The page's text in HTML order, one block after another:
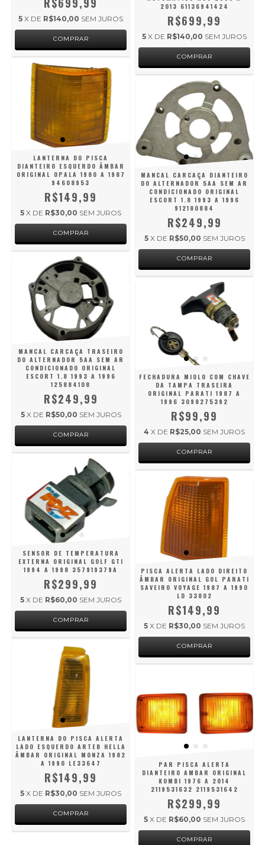
R$699,99
5 X DE R$140,00 SEM JUROS
2013 61136941424
R$699,99
5 X DE R$140,00 SEM JUROS
LANTERNA DO PISCA
DIANTEIRO ESQUERDO ÂMBAR
ORIGINAL OPALA 1980 A 1987
94608953
R$149,99
5 X DE R$30,00 SEM JUROS
MANCAL CARCAÇA DIANTEIRO
DO ALTERNADOR 5AA SEM AR
CONDICIONADO ORIGINAL
ESCORT 1.8 1993 A 1996
912180884
R$249,99
5 X DE R$50,00 SEM JUROS
MANCAL CARCAÇA TRASEIRO
DO ALTERNADOR 5AA SEM AR
CONDICIONADO ORIGINAL
ESCORT 1.8 1993 A 1996
125884108
R$249,99
5 X DE R$50,00 SEM JUROS
FECHADURA MIOLO COM CHAVE
DA TAMPA TRASEIRA
ORIGINAL PARATI 1987 A
1996 3098275392
R$99,99
4 X DE R$25,00 SEM JUROS
SENSOR DE TEMPERATURA
EXTERNA ORIGINAL GOLF GTI
1994 A 1998 357919379A
R$299,99
5 X DE R$60,00 SEM JUROS
PISCA ALERTA LADO DIREITO
ÂMBAR ORIGINAL GOL PARATI
SAVEIRO VOYAGE 1987 A 1990
LD 33802
R$149,99
5 X DE R$30,00 SEM JUROS
LANTERNA DO PISCA ALERTA
LADO ESQUERDO ARTEB HELLA
ÂMBAR ORIGINAL MONZA 1982
A 1990 LE33647
R$149,99
5 X DE R$30,00 SEM JUROS
PAR PISCA ALERTA
DIANTEIRO AMBAR ORIGINAL
KOMBI 1976 A 2014
2119531632 2119531642
R$299,99
5 X DE R$60,00 SEM JUROS